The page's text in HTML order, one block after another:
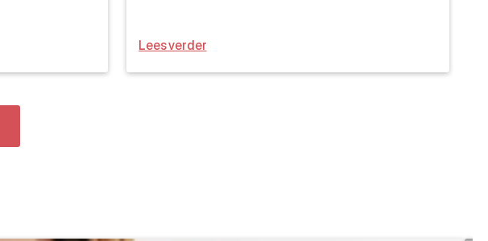
Lees verder